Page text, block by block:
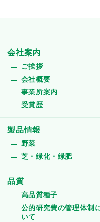
会社案内
ご挨拶
会社概要
事業所案内
受賞歴
製品情報
野菜
芝・緑化・緑肥
品質
高品質種子
公的研究費の管理体制
いて